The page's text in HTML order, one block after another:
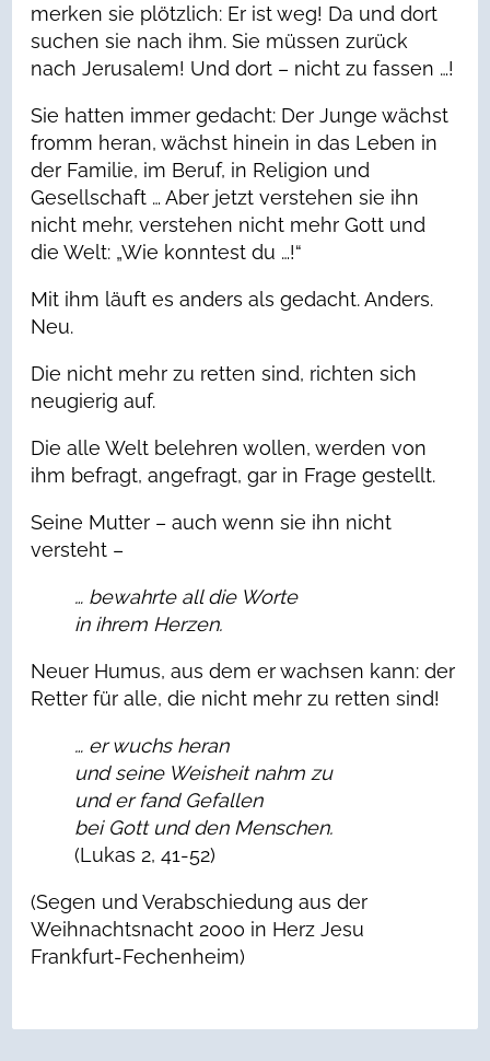
merken sie plötzlich: Er ist weg! Da und dort
suchen sie nach ihm. Sie müssen zurück
nach Jerusalem! Und dort – nicht zu fassen …!
Sie hatten immer gedacht: Der Junge wächst
fromm heran, wächst hinein in das Leben in
der Familie, im Beruf, in Religion und
Gesellschaft … Aber jetzt verstehen sie ihn
nicht mehr, verstehen nicht mehr Gott und
die Welt: „Wie konntest du …!“
Mit ihm läuft es anders als gedacht. Anders.
Neu.
Die nicht mehr zu retten sind, richten sich
neugierig auf.
Die alle Welt belehren wollen, werden von
ihm befragt, angefragt, gar in Frage gestellt.
Seine Mutter – auch wenn sie ihn nicht
versteht –
… bewahrte all die Worte
in ihrem Herzen.
Neuer Humus, aus dem er wachsen kann: der
Retter für alle, die nicht mehr zu retten sind!
… er wuchs heran
und seine Weisheit nahm zu
und er fand Gefallen
bei Gott und den Menschen.
(Lukas 2, 41-52)
(Segen und Verabschiedung aus der
Weihnachtsnacht 2000 in Herz Jesu
Frankfurt-Fechenheim)